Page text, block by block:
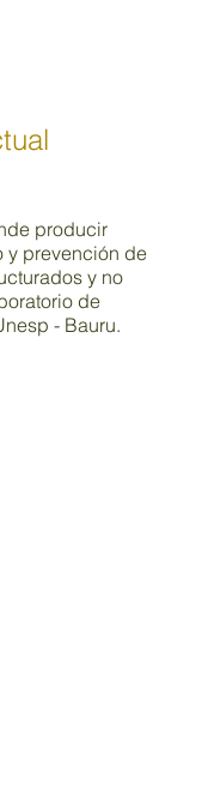
producir
y prevención de
y no
de
- Bauru.